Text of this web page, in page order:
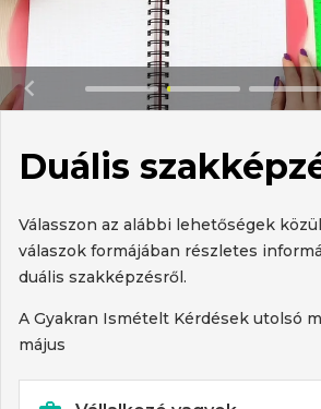
Duális
Válasszon az alábbi lehetőségek
válaszok formájában részletes
duális szakképzésről.
A Gyakran Ismételt Kérdések utolsó
május